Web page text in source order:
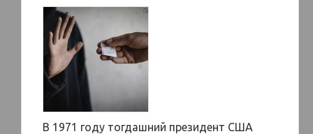
В 1971 году тогдашний президент США